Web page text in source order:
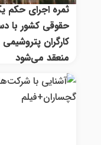
ثمره اجرای حکم
حقوقی کشور با
کارگران
منعقد می‌شود